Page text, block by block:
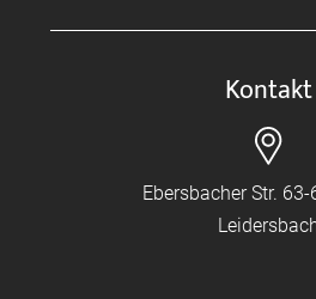
Kontakt
Ebersbacher Str.